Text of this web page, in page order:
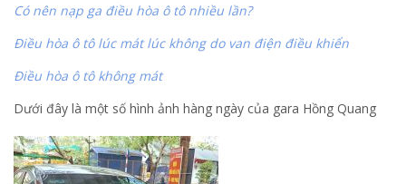
Có nên nạp ga điều hòa ô tô nhiều lần?
Điều hòa ô tô lúc mát lúc không do van điện điều khiển
Điều hòa ô tô không mát
Dưới đây là một số hình ảnh hàng ngày của gara Hồng Quang